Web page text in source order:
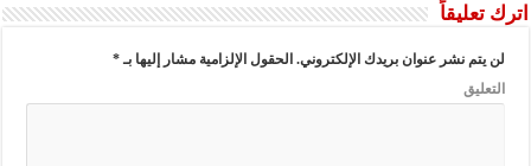
اترك تعليقاً
لن يتم نشر عنوان بريدك الإلكتروني. الحقول الإلزامية مشار إليها بـ*
التعليق